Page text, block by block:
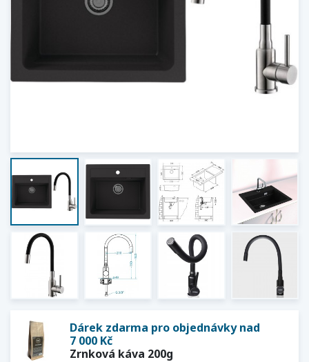
Dárek zdarma pro objednávky nad
7 000 Kč
Zrnková káva 200g